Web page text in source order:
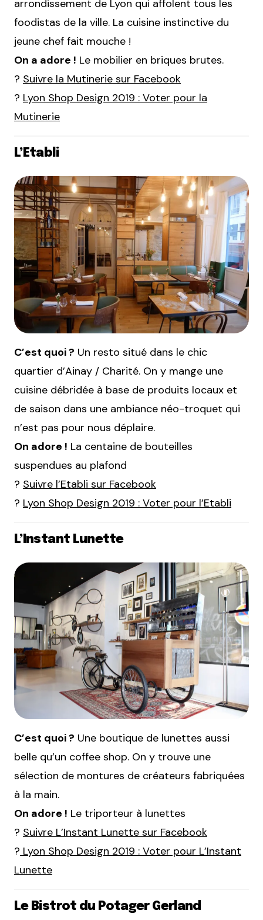
arrondissement de Lyon qui affolent tous les
foodistas de la ville. La cuisine instinctive du
jeune chef fait mouche !
On a adore ! Le mobilier en briques brutes.
? Suivre la Mutinerie sur Facebook
? Lyon Shop Design 2019 : Voter pour la
Mutinerie
L’Etabli
C’est quoi ? Un resto situé dans le chic
quartier d’Ainay / Charité. On y mange une
cuisine débridée à base de produits locaux et
de saison dans une ambiance néo-troquet qui
n’est pas pour nous déplaire.
On adore ! La centaine de bouteilles
suspendues au plafond
? Suivre l’Etabli sur Facebook
? Lyon Shop Design 2019 : Voter pour l’Etabli
L’Instant Lunette
C’est quoi ? Une boutique de lunettes aussi
belle qu’un coffee shop. On y trouve une
sélection de montures de créateurs fabriquées
à la main.
On adore ! Le triporteur à lunettes
? Suivre L’Instant Lunette sur Facebook
? Lyon Shop Design 2019 : Voter pour L’Instant
Lunette
Le Bistrot du Potager Gerland